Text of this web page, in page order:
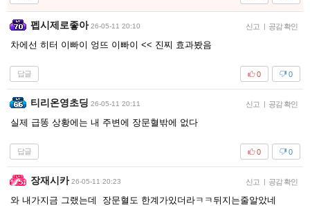
펩시제로좋아 26-05-11 20:10 신고 | 공감 확인
차에선 히터 이빠이 엉뜨 이빠이 << 진찌 효과봤음
답글 0
0
티리온영초딩 26-05-11 20:11 신고 | 공감 확인
실제 급똥 상황에는 내 주변에 장문혈밖에 없다
답글 0
0
장재시카 26-05-11 20:23 신고 | 공감 확인
와 내가지금 그랬는데 장문혈도 한계가있더라ㅋㅋ뒤지는줄알았네